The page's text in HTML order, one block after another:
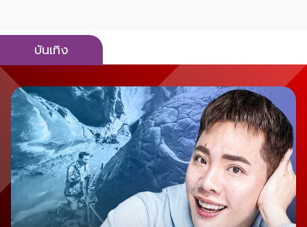
บันเทิง